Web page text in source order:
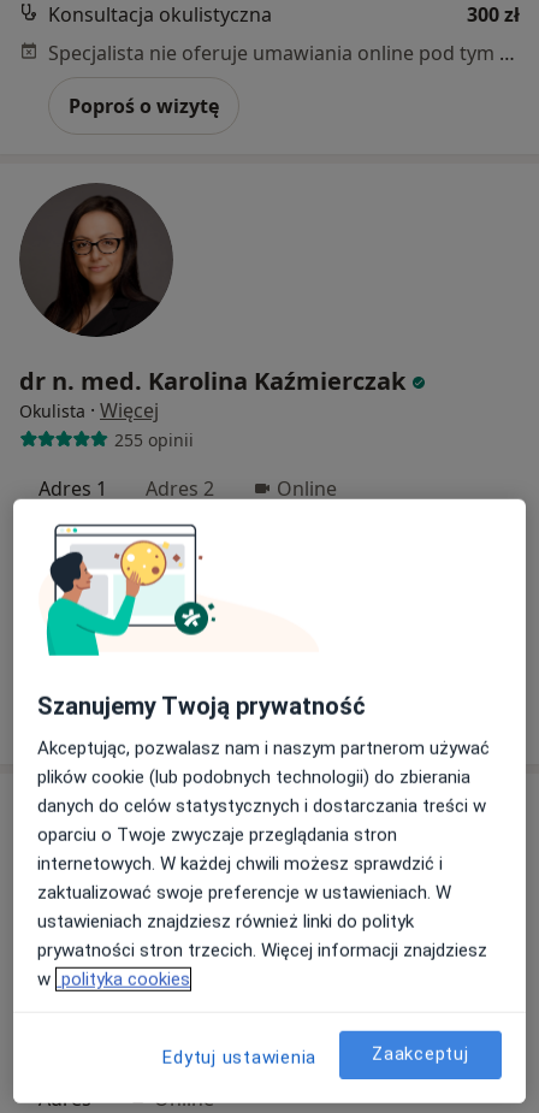
Konsultacja okulistyczna
300 zł
Specjalista nie oferuje umawiania online pod tym adresem.
Poproś o wizytę
dr n. med. Karolina Kaźmierczak
Okulista · Więcej
255 opinii
Adres 1 Adres 2 Online
Kijowska 6, Bydgoszcz
Konsultacja okulistyczna
Poproś o wizytę
lek. Katarzyna Skoczylas-Piechowiak
73 opinie
Adres Online
Szanujemy Twoją prywatność
Akceptując, pozwalasz nam i naszym partnerom używać
plików cookie (lub podobnych technologii) do zbierania
danych do celów statystycznych i dostarczania treści w
oparciu o Twoje zwyczaje przeglądania stron
internetowych. W każdej chwili możesz sprawdzić i
zaktualizować swoje preferencje w ustawieniach. W
ustawieniach znajdziesz również linki do polityk
prywatności stron trzecich. Więcej informacji znajdziesz
w polityka cookies
Edytuj ustawienia Zaakceptuj